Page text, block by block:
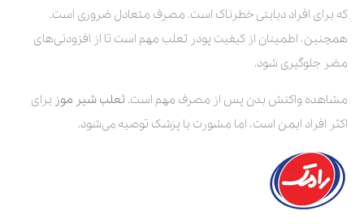
که برای افراد دیابتی خطرناک است. مصرف متعادل ضروری است.
همچنین، اطمینان از کیفیت پودر ثعلب مهم است تا از افزودنی‌های
مضر جلوگیری شود.
مشاهده واکنش بدن پس از مصرف مهم است. ثعلب شیر موز برای
اکثر افراد ایمن است، اما مشورت با پزشک توصیه می‌شود.